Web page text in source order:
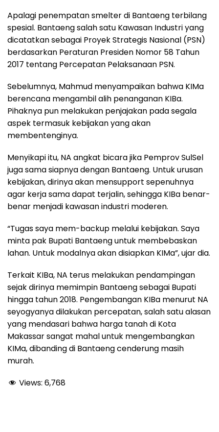
Apalagi penempatan smelter di Bantaeng terbilang
spesial. Bantaeng salah satu Kawasan Industri yang
dicatatkan sebagai Proyek Strategis Nasional (PSN)
berdasarkan Peraturan Presiden Nomor 58 Tahun
2017 tentang Percepatan Pelaksanaan PSN.
Sebelumnya, Mahmud menyampaikan bahwa KIMa
berencana mengambil alih penanganan KIBa.
Pihaknya pun melakukan penjajakan pada segala
aspek termasuk kebijakan yang akan
membentenginya.
Menyikapi itu, NA angkat bicara jika Pemprov SulSel
juga sama siapnya dengan Bantaeng. Untuk urusan
kebijakan, dirinya akan mensupport sepenuhnya
agar kerja sama dapat terjalin, sehingga KIBa benar-
benar menjadi kawasan industri moderen.
“Tugas saya mem-backup melalui kebijakan. Saya
minta pak Bupati Bantaeng untuk membebaskan
lahan. Untuk modalnya akan disiapkan KIMa”, ujar dia.
Terkait KIBa, NA terus melakukan pendampingan
sejak dirinya memimpin Bantaeng sebagai Bupati
hingga tahun 2018. Pengembangan KIBa menurut NA
seyogyanya dilakukan percepatan, salah satu alasan
yang mendasari bahwa harga tanah di Kota
Makassar sangat mahal untuk mengembangkan
KIMa, dibanding di Bantaeng cenderung masih
murah.
Views: 6,768